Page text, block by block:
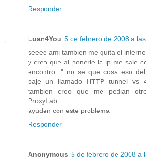
Responder
Luan4You 5 de febrero de 2008 a
seeee ami tambien me quita el
y creo que al ponerle la ip me sale
encontro..." no se que cosa eso
baje un llamado HTTP tunnel vs
tambien creo que me pedian
ProxyLab
ayuden con este problema
Responder
Anonymous 5 de febrero de 2008 a